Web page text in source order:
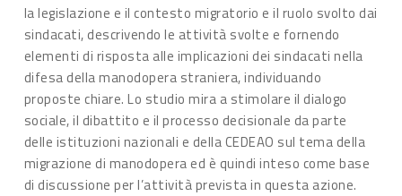
la legislazione e il contesto migratorio e il ruolo svolto dai
sindacati, descrivendo le attività svolte e fornendo
elementi di risposta alle implicazioni dei sindacati nella
difesa della manodopera straniera, individuando
proposte chiare. Lo studio mira a stimolare il dialogo
sociale, il dibattito e il processo decisionale da parte
delle istituzioni nazionali e della CEDEAO sul tema della
migrazione di manodopera ed è quindi inteso come base
di discussione per l’attività prevista in questa azione.